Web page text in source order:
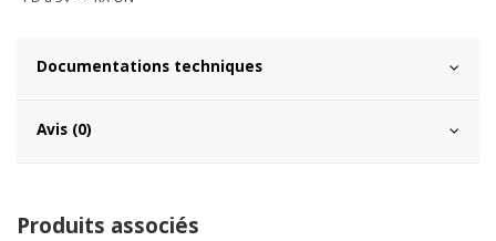
Documentations techniques
Avis (0)
Produits associés